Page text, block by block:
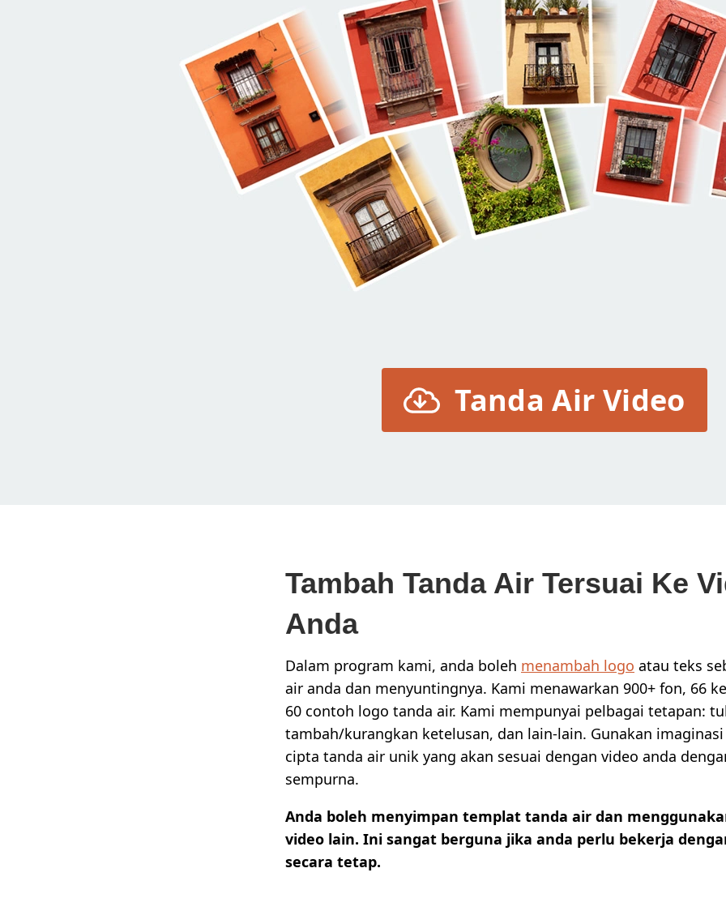
Tanda Air Video
Tambah Tanda Air Tersuai Ke
Anda
Dalam program kami, anda boleh menambah logo atau teks
air anda dan menyuntingnya. Kami menawarkan 900+ fon, 66
60 contoh logo tanda air. Kami mempunyai pelbagai tetapan:
tambah/kurangkan ketelusan, dan lain-lain. Gunakan
cipta tanda air unik yang akan sesuai dengan video anda
sempurna.
Anda boleh menyimpan templat tanda air dan
video lain. Ini sangat berguna jika anda perlu bekerja
secara tetap.